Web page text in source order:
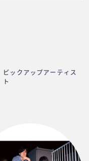
ピックアップアーティス
ト